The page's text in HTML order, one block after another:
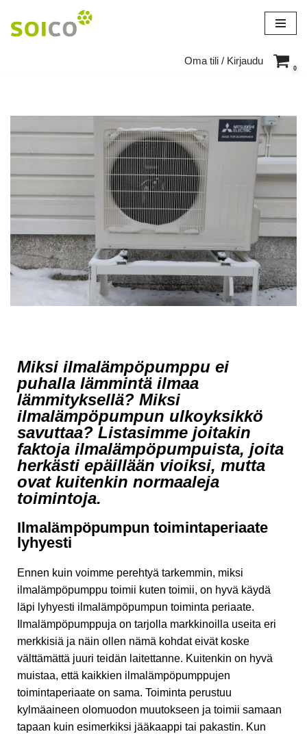
Siirry
Oma tili / Kirjaudu
0
Miksi ilmalämpöpumppu ei
puhalla lämmintä ilmaa
lämmityksellä? Miksi
ilmalämpöpumpun ulkoyksikkö
savuttaa? Listasimme joitakin
faktoja ilmalämpöpumpuista, joita
herkästi epäillään vioiksi, mutta
ovat kuitenkin normaaleja
toimintoja.
Ilmalämpöpumpun toimintaperiaate
lyhyesti
Ennen kuin voimme perehtyä tarkemmin, miksi
ilmalämpöpumppu toimii kuten toimii, on hyvä käydä
läpi lyhyesti ilmalämpöpumpun toiminta periaate.
Ilmalämpöpumppuja on tarjolla markkinoilla useita eri
merkkisiä ja näin ollen nämä kohdat eivät koske
välttämättä juuri teidän laitettanne. Kuitenkin on hyvä
muistaa, että kaikkien ilmalämpöpumppujen
toimintaperiaate on sama. Toiminta perustuu
kylmäaineen olomuodon muutokseen ja toimii samaan
tapaan kuin esimerkiksi jääkaappi tai pakastin. Kun